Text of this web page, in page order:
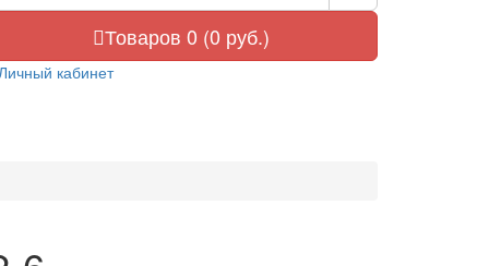
Товаров 0 (0 руб.)
кабинет